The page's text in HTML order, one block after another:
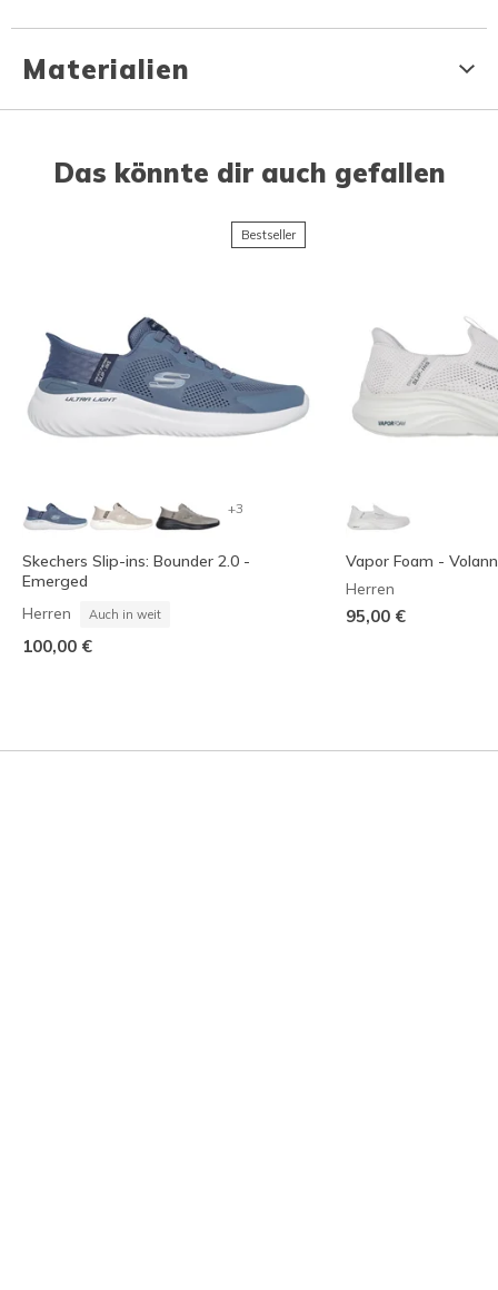
Materialien
Das könnte dir auch gefallen
Bestseller
+3
Skechers Slip-ins: Bounder 2.0 -
Emerged
Herren Auch in weit
100,00 €
Vapor Foam - Volann
Herren
95,00 €